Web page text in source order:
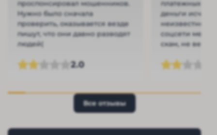
проспонсировал мошенников.
Нужно было сначала
проверить, оказывается везде
пишут, что они давно разводят
людей(
2.0
платежных
деньги
неизвестном
соцсети
скам, не
Все отзывы